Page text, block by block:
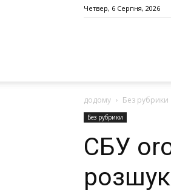
Четвер, 6 Серпня, 2026
додому Без рубрики
Без рубрики
CБУ